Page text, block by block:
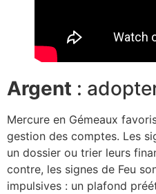
Argent :
Mercure en Gémeaux
gestion des comptes. Les
un dossier ou trier leurs
contre, les signes de Feu
impulsives : un plafond